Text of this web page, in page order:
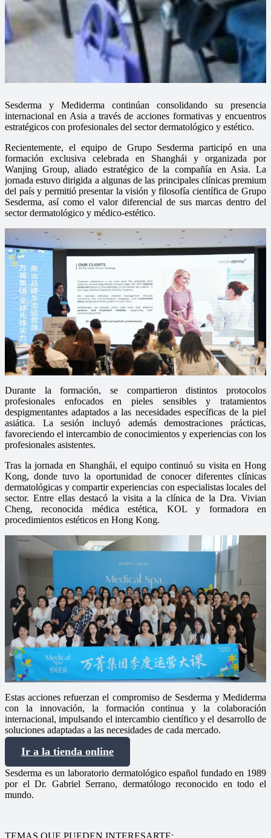
Sesderma y Mediderma continúan consolidando su presencia
internacional en Asia a través de acciones formativas y encuentros
estratégicos con profesionales del sector dermatológico y estético.
Recientemente, el equipo de Grupo Sesderma participó en una
formación exclusiva celebrada en Shanghái y organizada por
Wanjing Group, aliado estratégico de la compañía en Asia. La
jornada estuvo dirigida a algunas de las principales clínicas premium
del país y permitió presentar la visión y filosofía científica de Grupo
Sesderma, así como el valor diferencial de sus marcas dentro del
sector dermatológico y médico-estético.
Durante la formación, se compartieron distintos protocolos
profesionales enfocados en pieles sensibles y tratamientos
despigmentantes adaptados a las necesidades específicas de la piel
asiática. La sesión incluyó además demostraciones prácticas,
favoreciendo el intercambio de conocimientos y experiencias con los
profesionales asistentes.
Tras la jornada en Shanghái, el equipo continuó su visita en Hong
Kong, donde tuvo la oportunidad de conocer diferentes clínicas
dermatológicas y compartir experiencias con especialistas locales del
sector. Entre ellas destacó la visita a la clínica de la Dra. Vivian
Cheng, reconocida médica estética, KOL y formadora en
procedimientos estéticos en Hong Kong.
Estas acciones refuerzan el compromiso de Sesderma y Mediderma
con la innovación, la formación continua y la colaboración
internacional, impulsando el intercambio científico y el desarrollo de
soluciones adaptadas a las necesidades de cada mercado.
Ir a la tienda online
Sesderma es un laboratorio dermatológico español fundado en 1989
por el Dr. Gabriel Serrano, dermatólogo reconocido en todo el
mundo.